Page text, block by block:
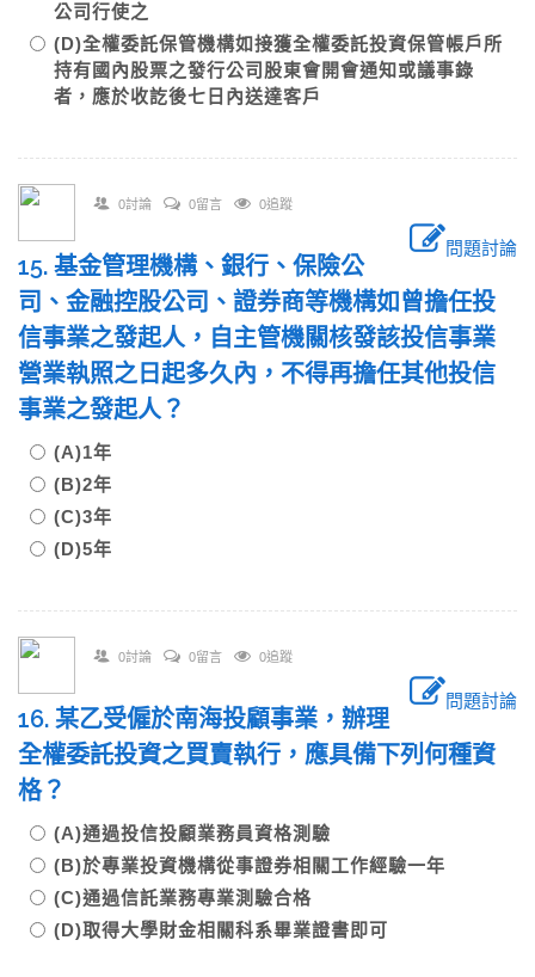
公司行使之
(D)全權委託保管機構如接獲全權委託投資保管帳戶所
持有國內股票之發行公司股東會開會通知或議事錄
者，應於收訖後七日內送達客戶
0討論 0留言 0追蹤
問題討論
15. 基金管理機構、銀行、保險公
司、金融控股公司、證券商等機構如曾擔任投
信事業之發起人，自主管機關核發該投信事業
營業執照之日起多久內，不得再擔任其他投信
事業之發起人？
(A)1年
(B)2年
(C)3年
(D)5年
0討論 0留言 0追蹤
問題討論
16. 某乙受僱於南海投顧事業，辦理
全權委託投資之買賣執行，應具備下列何種資
格？
(A)通過投信投顧業務員資格測驗
(B)於專業投資機構從事證券相關工作經驗一年
(C)通過信託業務專業測驗合格
(D)取得大學財金相關科系畢業證書即可